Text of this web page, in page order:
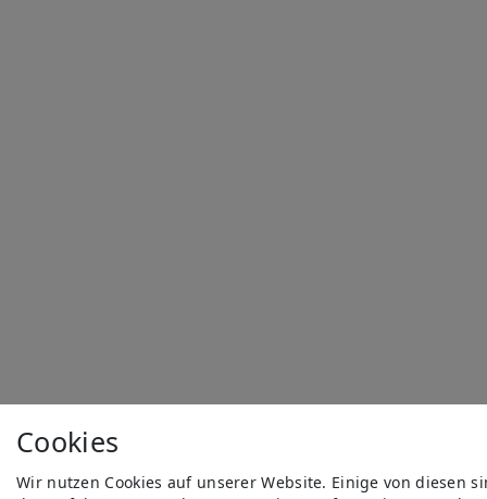
Cookies
Wir nutzen Cookies auf unserer Website. Einige von diesen